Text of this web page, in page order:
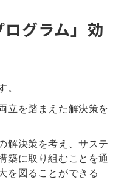
ログラム」効
立を踏まえた解決策を
解決策を考え、サステ
築に取り組むことを通
を図ることができる